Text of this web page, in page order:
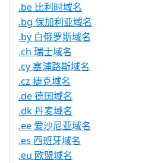
.be 比利时域名
.bg 保加利亚域名
.by 白俄罗斯域名
.ch 瑞士域名
.cy 塞浦路斯域名
.cz 捷克域名
.de 德国域名
.dk 丹麦域名
.ee 爱沙尼亚域名
.es 西班牙域名
.eu 欧盟域名